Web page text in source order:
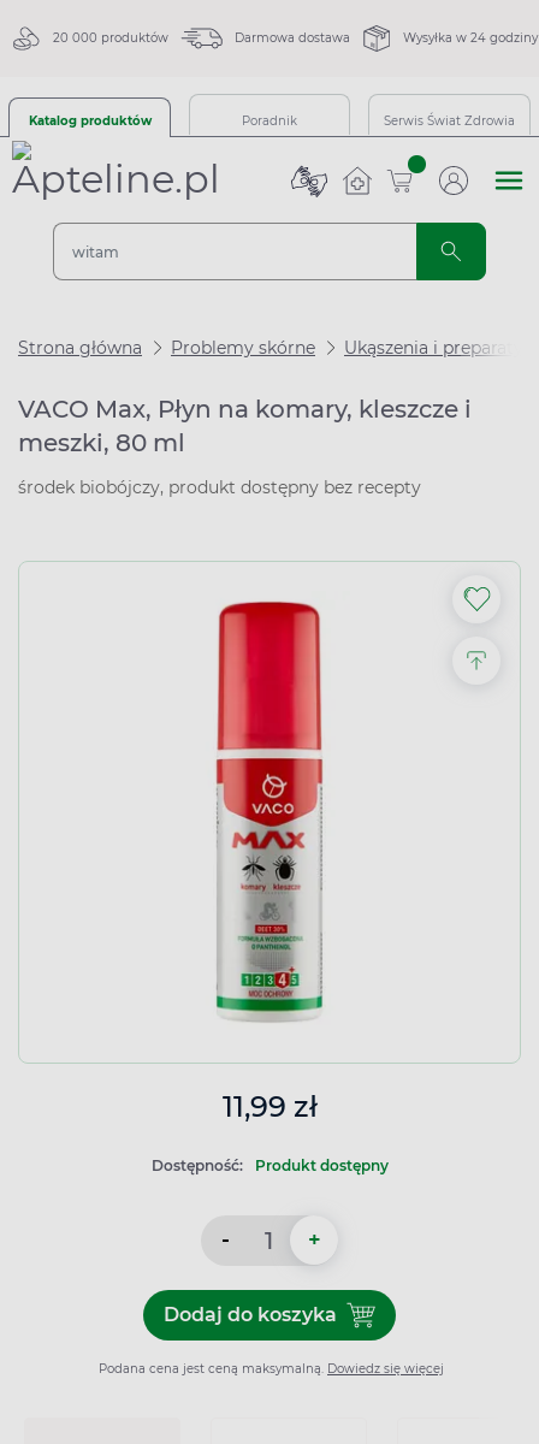
20 000 produktów Darmowa dostawa Wysyłka w 24 godziny
Katalog produktów Poradnik Serwis Świat Zdrowia
sztuk
Strona główna Problemy skórne Ukąszenia i preparaty
VACO Max, Płyn na komary, kleszcze i
meszki, 80 ml
środek biobójczy, produkt dostępny bez recepty
11,99 zł
Dostępność: Produkt dostępny
- +
Dodaj do koszykaDodaj do koszyka VACO
Podana cena jest ceną maksymalną. Dowiedz się więcej